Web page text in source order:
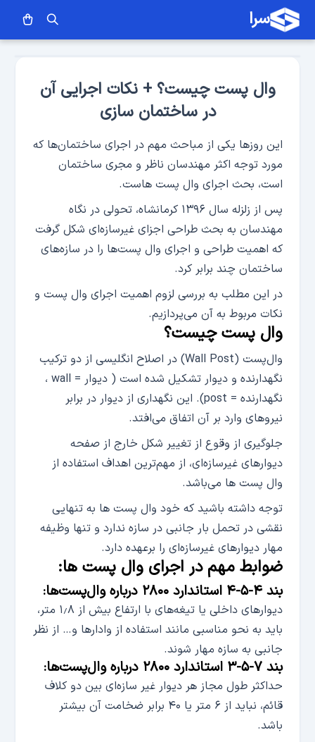
سرا
وال پست چیست؟ + نکات اجرایی آن
در ساختمان سازی
این روزها یکی از مباحث مهم در اجرای ساختمان‌‌‌ها که
مورد توجه اکثر مهندسان ناظر و مجری ساختمان
است، بحث اجرای وال پست هاست.
پس از زلزله سال ۱۳۹۶ کرمانشاه، تحولی در نگاه
مهندسان به بحث طراحی اجزای غیرسازه‌ای شکل گرفت
که اهمیت طراحی و اجرای وال پست‌ها را در سازه‌های
ساختمان چند برابر کرد.
در این مطلب به بررسی لزوم اهمیت اجرای وال پست و
نکات مربوط به آن می‌پردازیم.
وال پست چیست؟
وال‌پست (Wall Post) در اصلاح انگلیسی از دو ترکیب
نگهدارنده و دیوار تشکیل شده است ( دیوار = wall ،
نگهدارنده = post). این نگهداری از دیوار در برابر
نیروهای وارد بر آن اتفاق می‌افتد.
جلوگیری از وقوع از تغییر شکل خارج از صفحه
دیوارهای غیرسازه‌ای، از مهم‌ترین اهداف استفاده از
وال پست ها می‌باشد.
توجه داشته باشید که خود وال پست ها به تنهایی
نقشی در تحمل بار جانبی در سازه ندارد و تنها وظیفه
مهار دیوارهای غیرسازه‌ای را برعهده دارد.
ضوابط مهم در اجرای وال پست‌ ها:
بند ۴-۵-۴ استاندارد ۲۸۰۰ درباره وال‌پست‌ها:
دیوارهای داخلی یا تیغه‌های با ارتفاع بیش از ۱٫۸ متر،
باید به نحو مناسبی مانند استفاده از وادارها و… از نظر
جانبی به سازه مهار شوند.
بند ۷-۵-۳ استاندارد ۲۸۰۰ درباره وال‌پست‌ها:
حداکثر طول مجاز هر دیوار غیر سازه‌ای بین دو کلاف
قائم، نباید از ۶ متر یا ۴۰ برابر ضخامت آن بیشتر
باشد.